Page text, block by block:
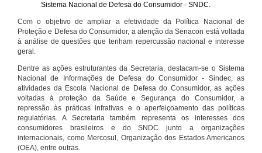
Sistema Nacional de Defesa do Consumidor - SNDC.
Com o objetivo de ampliar a efetividade da Política Nacional de
Proteção e Defesa do Consumidor, a atenção da Senacon está voltada
à análise de questões que tenham repercussão nacional e interesse
geral.
Dentre as ações estruturantes da Secretaria, destacam-se o Sistema
Nacional de Informações de Defesa do Consumidor - Sindec, as
atividades da Escola Nacional de Defesa do Consumidor, as ações
voltadas à proteção da Saúde e Segurança do Consumidor, a
repressão às práticas infrativas e o aperfeiçoamento das políticas
regulatórias. A Secretaria também representa os interesses dos
consumidores brasileiros e do SNDC junto a organizações
internacionais, como Mercosul, Organização dos Estados Americanos
(OEA), entre outras.